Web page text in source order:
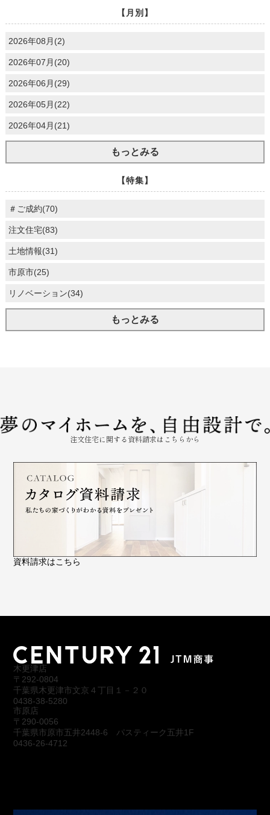
【月別】
2026年08月(2)
2026年07月(20)
2026年06月(29)
2026年05月(22)
2026年04月(21)
もっとみる
【特集】
＃ご成約(70)
注文住宅(83)
土地情報(31)
市原市(25)
リノベーション(34)
もっとみる
注文住宅に関する資料請求はこちらから
資料請求はこちら
木更津店
〒292-0804
千葉県木更津市文京４丁目１－２０
0438-38-5280
市原店
〒290-0056
千葉県市原市五井2448-6 パスティーク五井1F
0436-26-4712